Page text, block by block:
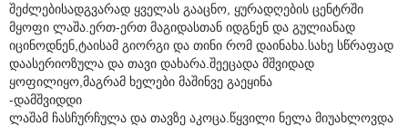
შეძლებისადგვარად ყველას გააცნო, ყურადღების ცენტრში
მყოფი ლაშა.ერთ-ერთ მაგიდასთან იდგნენ და გულიანად
იცინოდნენ,ტაისამ გიორგი და თინი რომ დაინახა.სახე სწრაფად
დაასერიოზულა და თავი დახარა.შეეცადა მშვიდად
ყოფილიყო,მაგრამ ხელები მაშინვე გაეყინა
-დამშვიდდი
ლაშამ ჩასჩურჩულა და თავზე აკოცა.წყვილი ნელა მიუახლოვდა